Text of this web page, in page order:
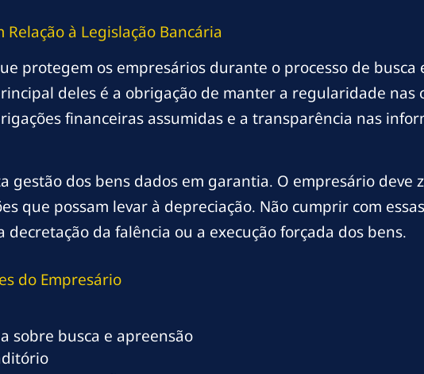
à Legislação Bancária
protegem os empresários durante o processo de
deles é a obrigação de manter a regularidade nas
financeiras assumidas e a transparência nas
gestão dos bens dados em garantia. O empresário
que possam levar à depreciação. Não cumprir com
decretação da falência ou a execução forçada dos bens.
do Empresário
sobre busca e apreensão